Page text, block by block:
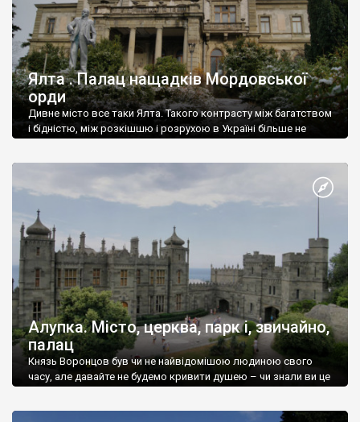
Ялта . Палац нащадків Мордовської
орди
Дивне місто все таки Ялта. Такого контрасту між багатством
і бідністю, між розкішшю і розрухою в Україні більше не
Алупка. Місто, церква, парк і, звичайно,
палац
Князь Воронцов був чи не найвідомішою людиною свого
часу, але давайте не будемо кривити душею – чи знали ви це